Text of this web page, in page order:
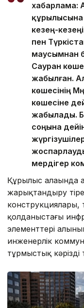
хабарлама:
кезең-
пен
маусымнан
Сауран
жабылған.
көшесінің
көшесіне
жабылады.
соңына
мердігер
Құрылыс
жарықтандыру
конструкциялары,
қолданыстағы
элементтері
инженерлік
тұрмыстық